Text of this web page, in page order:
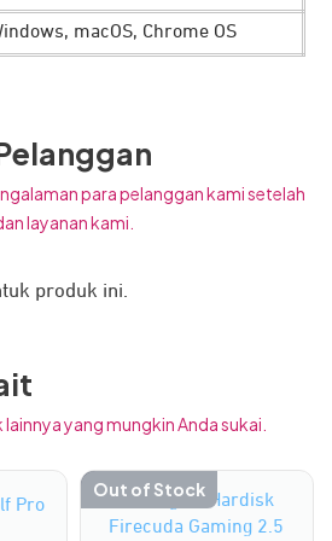
yang dirancang untuk
pengguna. Dengan desain yang
dokumen penting seperti arsip
.
macOS, Chrome OS
para pelanggan kami setelah
layanan kami.
produk ini.
yang mungkin Anda sukai.
Out of Stock
Produk
ini